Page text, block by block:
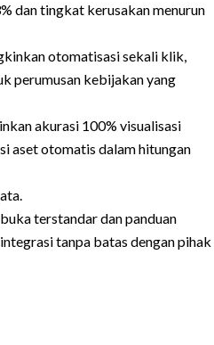
dan tingkat kerusakan menurun
otomatisasi sekali klik,
perumusan kebijakan yang
akurasi 100% visualisasi
aset otomatis dalam hitungan
terstandar dan panduan
tanpa batas dengan pihak